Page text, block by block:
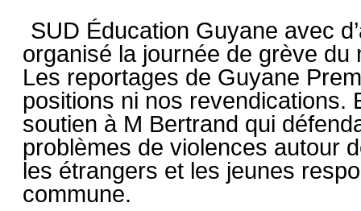
SUD Éducation Guyane avec
organisé la journée de grève du
Les reportages de Guyane
positions ni nos revendications.
soutien à M Bertrand qui
problèmes de violences autour
les étrangers et les jeunes
commune.